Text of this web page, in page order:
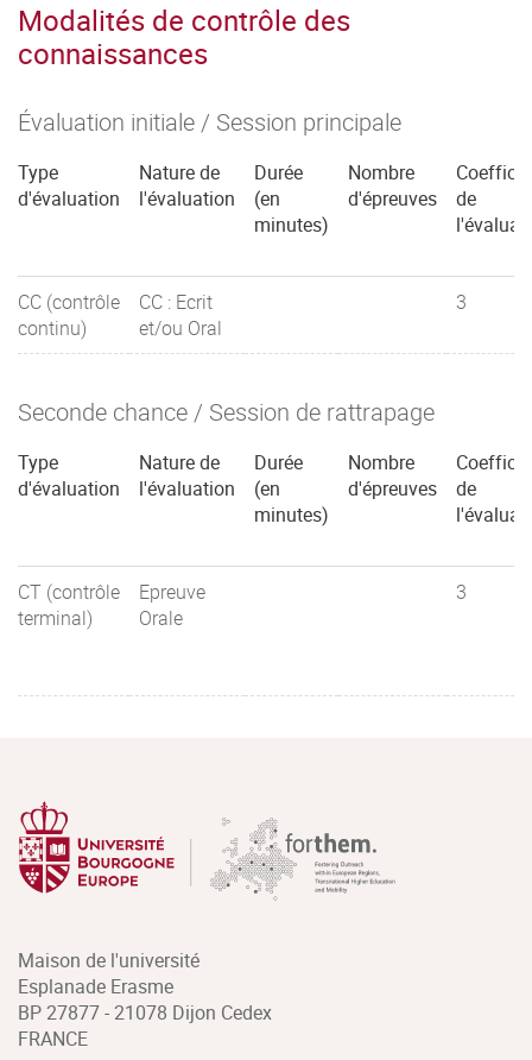
Modalités de contrôle des
connaissances
Évaluation initiale / Session principale
Type
d'évaluation
Nature de
l'évaluation
Durée
(en
minutes)
Nombre
d'épreuves
de
CC (contrôle
continu)
CC : Ecrit
et/ou Oral
3
Seconde chance / Session de rattrapage
Type
d'évaluation
Nature de
l'évaluation
Durée
(en
minutes)
Nombre
d'épreuves
de
CT (contrôle
terminal)
Epreuve
Orale
3
Maison de l'université
Esplanade Erasme
BP 27877 - 21078 Dijon Cedex
FRANCE